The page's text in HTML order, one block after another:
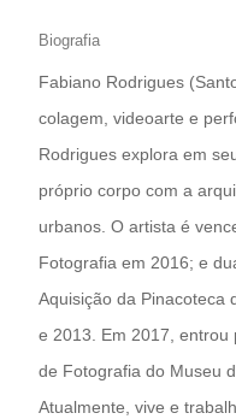
Biografia
Fabiano Rodrigues
colagem, videoarte e
Rodrigues explora em
próprio corpo com a
urbanos. O artista é
Fotografia em 2016; e
Aquisição da Pinacoteca
e 2013. Em 2017, entrou
de Fotografia do Museu
Atualmente, vive e